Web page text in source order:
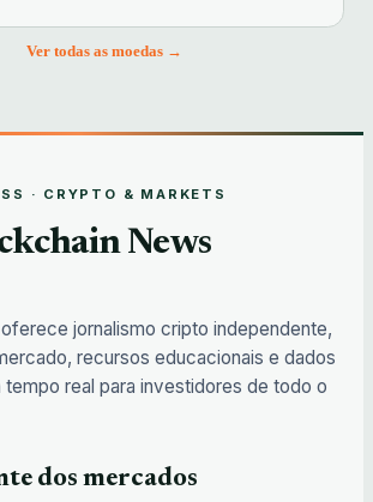
Ver todas as moedas →
· CRYPTO & MARKETS
News
jornalismo cripto independente,
recursos educacionais e dados
real para investidores de todo o
dos mercados